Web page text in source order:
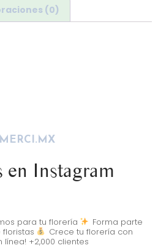
(0)
en Instagram
para tu florería
Forma parte
Crece tu florería con
línea! +2,000 clientes